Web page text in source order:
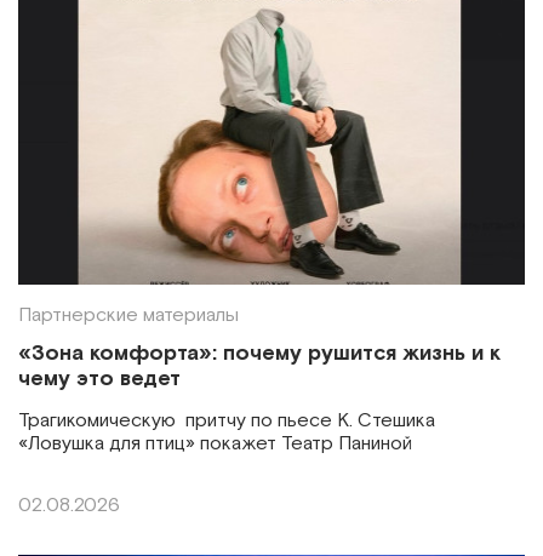
Партнерские материалы
«Зона комфорта»: почему рушится жизнь и к
чему это ведет
Трагикомическую притчу по пьесе К. Стешика
«Ловушка для птиц» покажет Театр Паниной
02.08.2026